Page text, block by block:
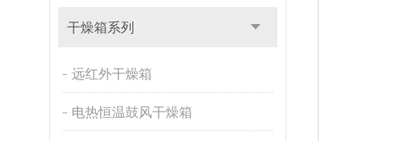
干燥箱系列
远红外干燥箱
电热恒温鼓风干燥箱